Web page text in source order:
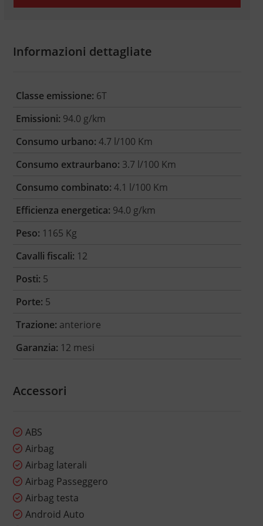
Informazioni dettagliate
Classe emissione: 6T
Emissioni: 94.0 g/km
Consumo urbano: 4.7 l/100 Km
Consumo extraurbano: 3.7 l/100 Km
Consumo combinato: 4.1 l/100 Km
Efficienza energetica: 94.0 g/km
Peso: 1165 Kg
Cavalli fiscali: 12
Posti: 5
Porte: 5
Trazione: anteriore
Garanzia: 12 mesi
Accessori
ABS
Airbag
Airbag laterali
Airbag Passeggero
Airbag testa
Android Auto